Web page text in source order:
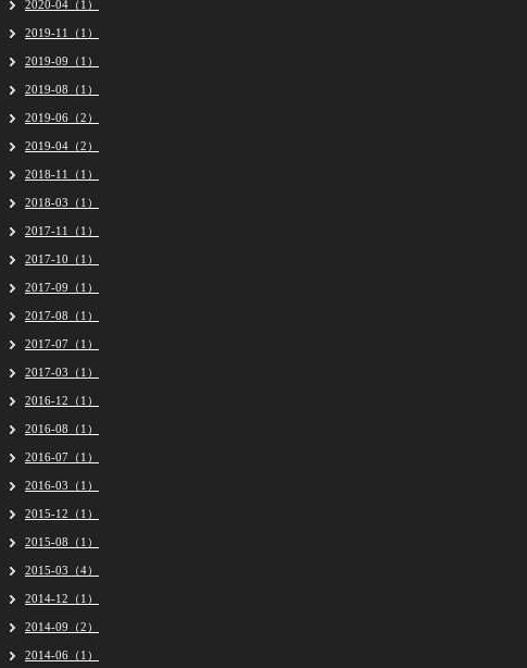
2020-04（1）
2019-11（1）
2019-09（1）
2019-08（1）
2019-06（2）
2019-04（2）
2018-11（1）
2018-03（1）
2017-11（1）
2017-10（1）
2017-09（1）
2017-08（1）
2017-07（1）
2017-03（1）
2016-12（1）
2016-08（1）
2016-07（1）
2016-03（1）
2015-12（1）
2015-08（1）
2015-03（4）
2014-12（1）
2014-09（2）
2014-06（1）